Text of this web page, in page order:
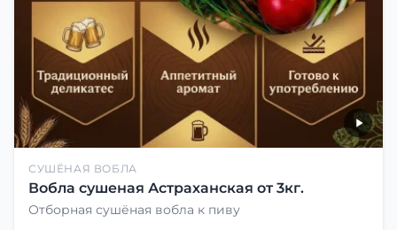
СУШЁНАЯ ВОБЛА
Вобла сушеная Астраханская от 3кг.
Отборная сушёная вобла к пиву